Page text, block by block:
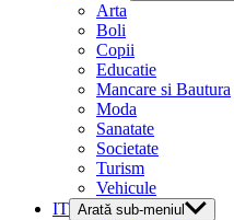
Arta
Boli
Copii
Educatie
Mancare si Bautura
Moda
Sanatate
Societate
Turism
Vehicule
IT Arată sub-meniul